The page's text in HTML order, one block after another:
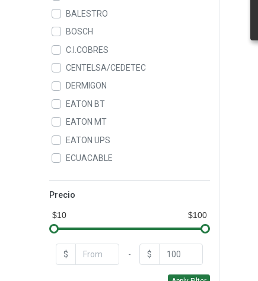
BALESTRO
BOSCH
C.I.COBRES
CENTELSA/CEDETEC
DERMIGON
EATON BT
EATON MT
EATON UPS
ECUACABLE
GAMMA
GEN POWER
GENERAL CABLE
GENERAL ELECTRIC
HASTINGS
Precio
$10 $100
$ - $